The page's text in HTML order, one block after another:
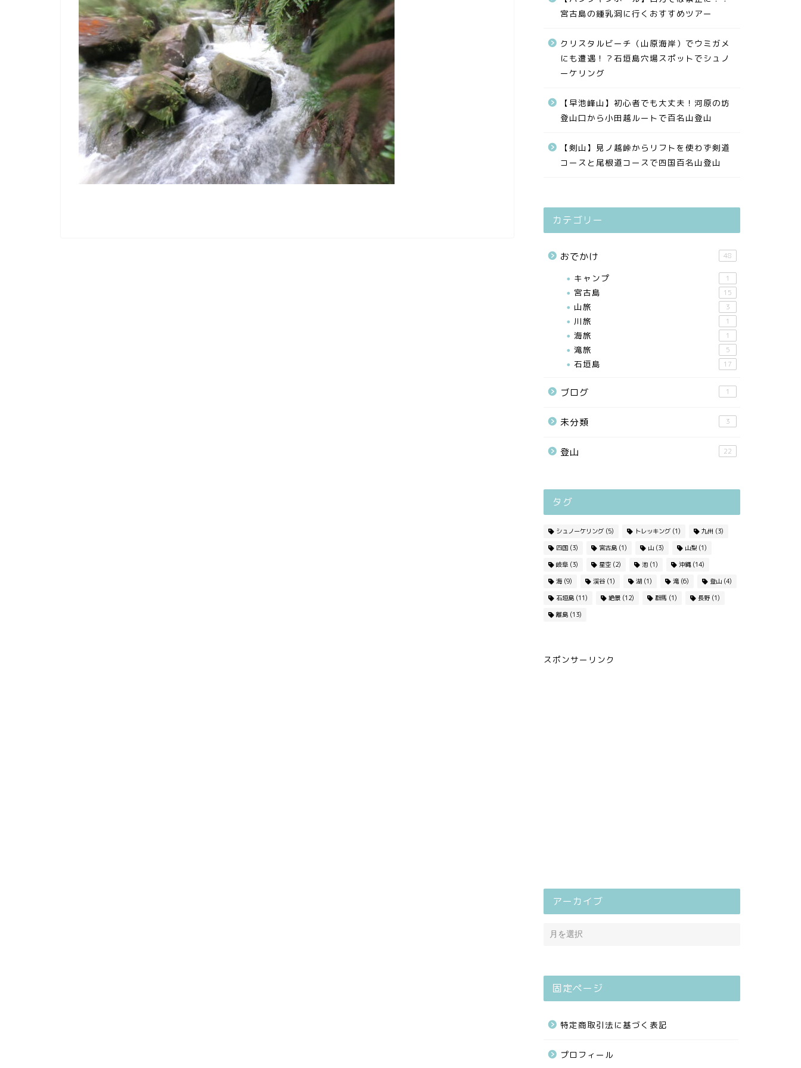
宮古島の鍾乳洞に行くおすすめツアー
クリスタルビーチ（山原海岸）でウミガメ
にも遭遇！？石垣島穴場スポットでシュノ
ーケリング
【早池峰山】初心者でも大丈夫！河原の坊
登山口から小田越ルートで百名山登山
【剣山】見ノ越峠からリフトを使わず剣道
コースと尾根道コースで四国百名山登山
カテゴリー
おでかけ 48
キャンプ 1
宮古島 15
山旅 3
川旅 1
海旅 1
滝旅 5
石垣島 17
ブログ 1
未分類 3
登山 22
タグ
シュノーケリング(5) トレッキング(1) 九州 (3)
四国(3) 宮古島(1) 山(3) 山梨(1)
岐阜(3) 星空(2) 池(1) 沖縄(14)
海(9) 渓谷(1) 湖(1) 滝(6) 登山(4)
石垣島(11) 絶景(12) 群馬 (1) 長野(1)
離島(13)
スポンサーリンク
アーカイブ
固定ページ
特定商取引法に基づく表記
プロフィール